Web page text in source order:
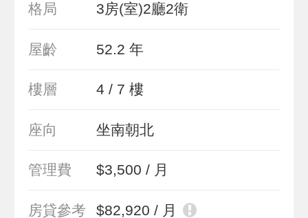
格局 3房(室)2廳2衛
屋齡 52.2 年
樓層 4 / 7 樓
座向 坐南朝北
管理費 $3,500 / 月
房貸參考 $82,920 / 月